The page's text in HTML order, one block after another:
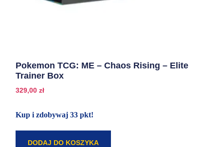
Pokemon TCG: ME – Chaos Rising – Elite
Trainer Box
329,00zł
Kup i zdobywaj 33 pkt!
DODAJ DO KOSZYKA